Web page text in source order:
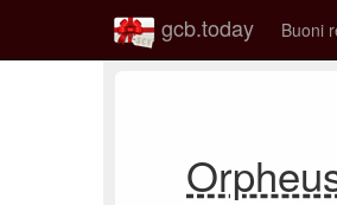
gcb.today Buoni